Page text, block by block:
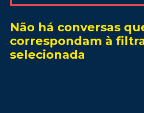
Não há conversas
correspondam à
selecionada